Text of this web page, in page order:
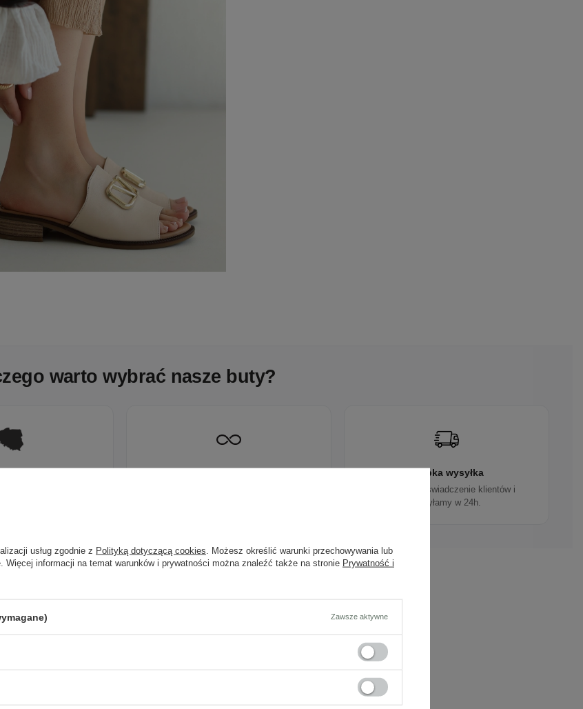
warto wybrać nasze buty?
Szybka wysyłka
Dbamy o doświadczenie klientów i
wysyłamy w 24h.
usług zgodnie z Polityką dotyczącą cookies . Możesz określić warunki przechowywania lub
Więcej informacji na temat warunków i prywatności można znaleźć także na stronie Prywatność i
Zawsze aktywne